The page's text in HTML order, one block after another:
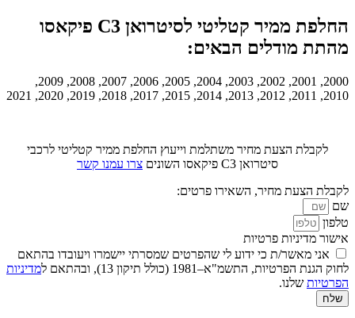
החלפת ממיר קטליטי לסיטרואן C3 פיקאסו
מהתת מודלים הבאים:
2000, 2001, 2002, 2003, 2004, 2005, 2006, 2007, 2008, 2009,
2010, 2011, 2012, 2013, 2014, 2015, 2017, 2018, 2019, 2020, 2021
לקבלת הצעת מחיר משתלמת וייעוץ החלפת ממיר קטליטי לרכבי
סיטרואן C3 פיקאסו השונים
צרו עמנו קשר
לקבלת הצעת מחיר, השאירו פרטים:
שם
טלפון
אישור מדיניות פרטיות
אני מאשר/ת כי ידוע לי שהפרטים שמסרתי יישמרו ויעובדו בהתאם
לחוק הגנת הפרטיות, התשמ"א–1981 (כולל תיקון 13), ובהתאם ל
מדיניות
הפרטיות שלנו.
שלח